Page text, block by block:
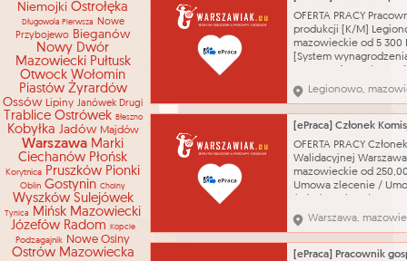
Niemojki Ostrołęka
Długowola Pierwsza
Nowe
Przybojewo Bieganów
Nowy Dwór
Mazowiecki Pułtusk
Otwock Wołomin
Piastów Żyrardów
Ossów Lipiny Janówek Drugi
Trablice Ostrówek Błeszno
Kobyłka Jadów Majdów
Warszawa Marki
Ciechanów Płońsk
Korytnica Pruszków Pionki
Oblin Gostynin Choiny
Wyszków Sulejówek
Tynica
Mińsk Mazowiecki
Józefów Radom Kopcie
Podzagajnik Nowe Osiny
Ostrów Mazowiecka
OFERTA PRACY
produkcji [K/M]
mazowieckie od 5 300
[System
premia min. 450 zł
zlecenie / Umowa o
świadczenie usług
obsługa maszyn i
produkcyjnych,
prac zgodnie z
techniczną
Legionowo,
OFERTA PRACY
Walidacyjnej
mazowieckie od 250,00
Umowa zlecenie /
Przeprowadzanie
efektów uczenia się
kandydatów
kwalifikację rynkową w
Warszawa,